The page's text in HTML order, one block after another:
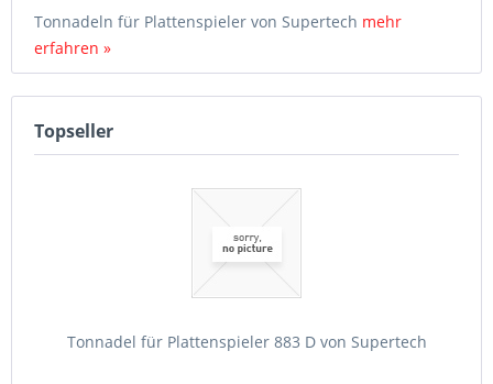
Tonnadeln für Plattenspieler von Supertech mehr
erfahren »
Topseller
Tonnadel für Plattenspieler 883 D von Supertech